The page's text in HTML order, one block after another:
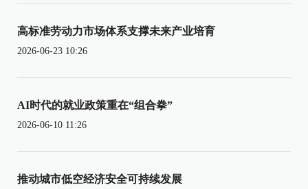
高标准劳动力市场体系支撑未来产业培育
2026-06-23 10:26
AI时代的就业政策重在“组合拳”
2026-06-10 11:26
推动城市低空经济安全可持续发展